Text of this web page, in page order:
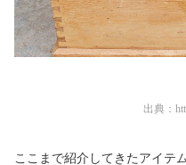
出典：
ここまで紹介してきたアイテ